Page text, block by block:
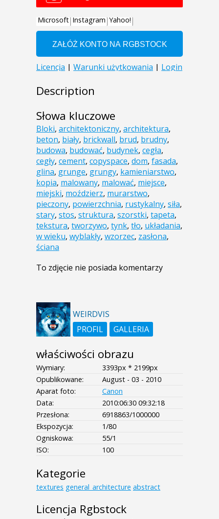
Description
Słowa kluczowe
Bloki, architektoniczny, architektura,
beton, biały, brickwall, brud, brudny,
budowa, budować, budynek, cegła,
cegły, cement, copyspace, dom, fasada,
glina, grunge, grungy, kamieniarstwo,
kopia, malowany, malować, miejsce,
miejski, moździerz, murarstwo,
pieczony, powierzchnia, rustykalny, siła,
stary, stos, struktura, szorstki, tapeta,
tekstura, tworzywo, tynk, tło, układania,
w wieku, wyblakły, wzorzec, zasłona,
ściana
To zdjęcie nie posiada komentarzy
WEIRDVIS
PROFIL
GALLERIA
właściwości obrazu
Wymiary:
3393px * 2199px
Opublikowane:
August - 03 - 2010
Aparat foto:
Canon
Data:
2010:06:30 09:32:18
Przesłona:
6918863/1000000
Ekspozycja:
1/80
Ogniskowa:
55/1
ISO:
100
Kategorie
textures general_architecture abstract
Licencja Rgbstock